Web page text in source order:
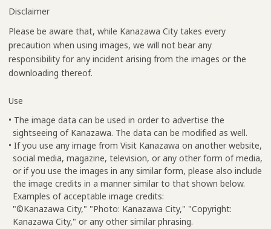
Disclaimer
Please be aware that, while Kanazawa City takes every
precaution when using images, we will not bear any
responsibility for any incident arising from the images or the
downloading thereof.
Use
• The image data can be used in order to advertise the
sightseeing of Kanazawa. The data can be modified as well.
• If you use any image from Visit Kanazawa on another website,
social media, magazine, television, or any other form of media,
or if you use the images in any similar form, please also include
the image credits in a manner similar to that shown below.
Examples of acceptable image credits:
"©Kanazawa City," "Photo: Kanazawa City," "Copyright:
Kanazawa City," or any other similar phrasing.